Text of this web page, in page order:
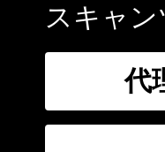
スキャ
代